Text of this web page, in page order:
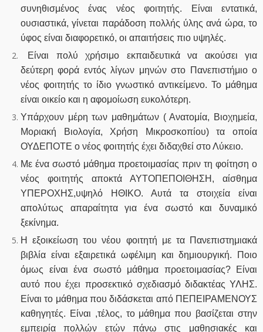
συνηθισμένος ένας νέος φοιτητής. Είναι εντατικά,
ουσιαστικά, γίνεται παράδοση πολλής ύλης ανά ώρα, το
ύφος είναι διαφορετικό, οι απαιτήσεις πιο υψηλές.
Είναι πολύ χρήσιμο εκπαιδευτικά να ακούσει για
δεύτερη φορά εντός λίγων μηνών στο Πανεπιστήμιο ο
νέος φοιτητής το ίδιο γνωστικό αντικείμενο. Το μάθημα
είναι οικείο και η αφομοίωση ευκολότερη.
Υπάρχουν μέρη των μαθημάτων ( Ανατομία, Βιοχημεία,
Μοριακή Βιολογία, Χρήση Μικροσκοπίου) τα οποία
ΟΥΔΕΠΟΤΕ ο νέος φοιτητής έχει διδαχθεί στο Λύκειο.
Με ένα σωστό μάθημα προετοιμασίας πριν τη φοίτηση ο
νέος φοιτητής αποκτά ΑΥΤΟΠΕΠΟΙΘΗΣΗ, αίσθημα
ΥΠΕΡΟΧΗΣ,υψηλό ΗΘΙΚΟ. Αυτά τα στοιχεία είναι
απολύτως απαραίτητα για ένα σωστό και δυναμικό
ξεκίνημα.
Η εξοικείωση του νέου φοιτητή με τα Πανεπιστημιακά
βιβλία είναι εξαιρετικά ωφέλιμη και δημιουργική. Ποιο
όμως είναι ένα σωστό μάθημα προετοιμασίας? Είναι
αυτό που έχει προσεκτικό σχεδιασμό διδακτέας ΥΛΗΣ.
Είναι το μάθημα που διδάσκεται από ΠΕΠΕΙΡΑΜΕΝΟΥΣ
καθηγητές. Είναι ,τέλος, το μάθημα που βασίζεται στην
εμπειρία πολλών ετών πάνω στις μαθησιακές και